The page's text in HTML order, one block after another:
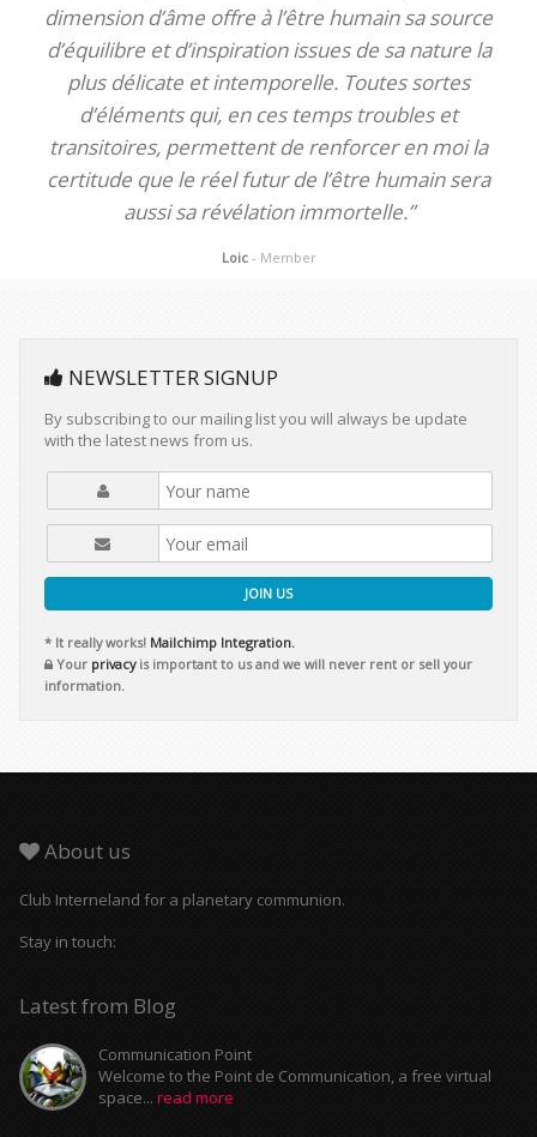
dimension d’âme offre à l’être humain sa source
d’équilibre et d’inspiration issues de sa nature la
plus délicate et intemporelle. Toutes sortes
d’éléments qui, en ces temps troubles et
transitoires, permettent de renforcer en moi la
certitude que le réel futur de l’être humain sera
aussi sa révélation immortelle.”
Loic - Member
NEWSLETTER SIGNUP
By subscribing to our mailing list you will always be update
with the latest news from us.
JOIN US
* It really works! Mailchimp Integration.
Your privacyis important to us and we will never rent or sell your
information.
About us
Club Interneland for a planetary communion.
Stay in touch:
Latest from Blog
Communication Point
Welcome to the Point de Communication, a free virtual
space... read more